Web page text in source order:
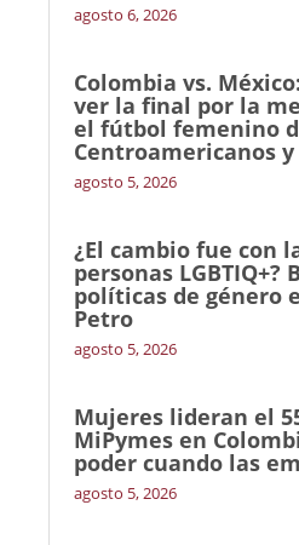
agosto 6, 2026
Colombia vs.
ver la final por la
el fútbol femenino
Centroamericanos y
agosto 5, 2026
¿El cambio fue con
personas LGBTIQ+?
políticas de género
Petro
agosto 5, 2026
Mujeres lideran el
MiPymes en
poder cuando las
agosto 5, 2026